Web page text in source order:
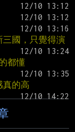
國，只覺得演
都懂
真的高